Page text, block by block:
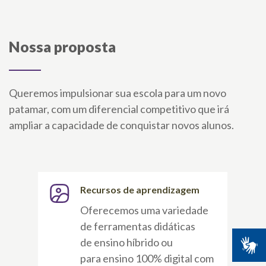
Nossa proposta
Queremos impulsionar sua escola para um novo
patamar, com um diferencial competitivo que irá
ampliar a capacidade de conquistar novos alunos.
Recursos de aprendizagem
Oferecemos uma variedade
de ferramentas didáticas
de ensino híbrido ou
para ensino 100% digital com